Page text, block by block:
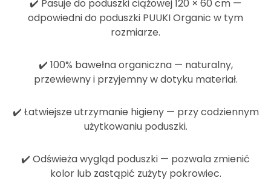
✔️ Pasuje do poduszki ciążowej 120 × 60 cm —
odpowiedni do poduszki PUUKI Organic w tym
rozmiarze.
✔️ 100% bawełna organiczna— naturalny,
przewiewny i przyjemny w dotyku materiał.
✔️ Łatwiejsze utrzymanie higieny— przy codziennym
użytkowaniu poduszki.
✔️ Odświeża wygląd poduszki — pozwala zmienić
kolor lub zastąpić zużyty pokrowiec.